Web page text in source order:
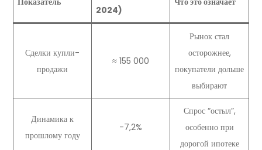
2024)
Сделки купли-
продажи
≈ 155 000
Рынок стал
осторожнее,
покупатели дольше
выбирают
Динамика к
прошлому году
-7,2%
Спрос “остыл”,
особенно при
дорогой ипотеке